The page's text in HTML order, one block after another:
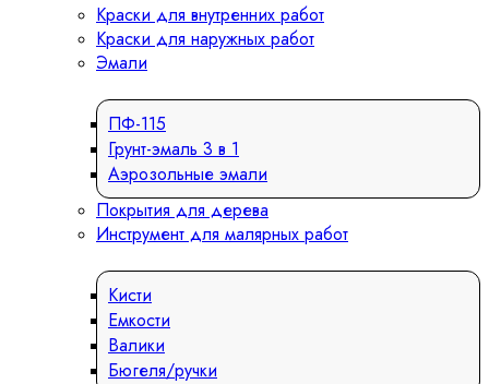
Краски для внутренних работ
Краски для наружных работ
Эмали
ПФ-115
Грунт-эмаль 3 в 1
Аэрозольные эмали
Покрытия для дерева
Инструмент для малярных работ
Кисти
Емкости
Валики
Бюгеля/ручки